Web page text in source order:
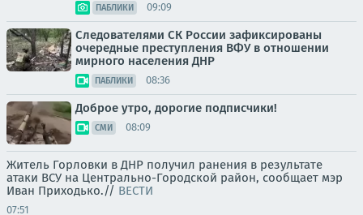
ПАБЛИКИ 09:09
Следователями СК России зафиксированы
очередные преступления ВФУ в отношении
мирного населения ДНР
ПАБЛИКИ 08:36
Доброе утро, дорогие подписчики!
СМИ 08:09
Житель Горловки в ДНР получил ранения в результате
атаки ВСУ на Центрально-Городской район, сообщает мэр
Иван Приходько.// ВЕСТИ
07:51